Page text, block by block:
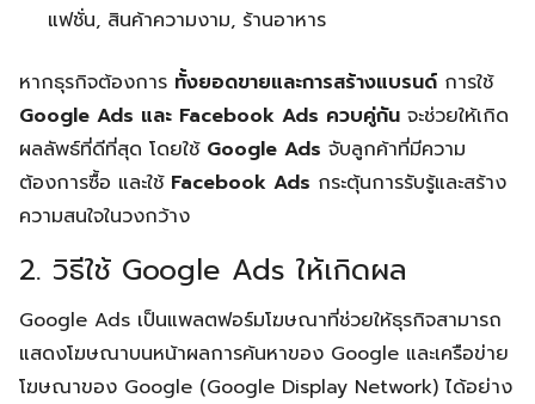
แฟชั่น, สินค้าความงาม, ร้านอาหาร
หากธุรกิจต้องการ ทั้งยอดขายและการสร้างแบรนด์ การใช้
Google Ads และ Facebook Ads ควบคู่กัน จะช่วยให้เกิด
ผลลัพธ์ที่ดีที่สุด โดยใช้ Google Ads จับลูกค้าที่มีความ
ต้องการซื้อ และใช้ Facebook Ads กระตุ้นการรับรู้และสร้าง
ความสนใจในวงกว้าง
2. วิธีใช้ Google Ads ให้เกิดผล
Google Ads เป็นแพลตฟอร์มโฆษณาที่ช่วยให้ธุรกิจสามารถ
แสดงโฆษณาบนหน้าผลการค้นหาของ Google และเครือข่าย
โฆษณาของ Google (Google Display Network) ได้อย่าง